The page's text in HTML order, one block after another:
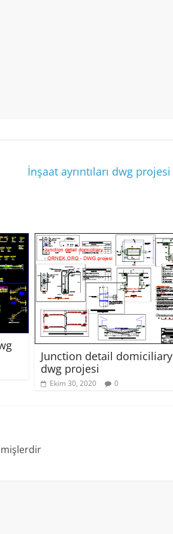
İnşaat ayrıntıları dwg projesi
Junction detail domiciliary
dwg projesi
Ekim 30, 2020 0